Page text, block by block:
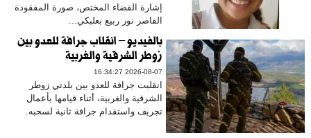
إشارة القضاء المختص، صورة المفقودة
القاصر نور ربيع بعلبكي...
بالفيديو – انقلاب جرافة للعدو بين
زوطر الشرقية والغربية
2026-08-07 16:34:27
انقلبت جرافة للعدو بين بلدتي زوطر
الشرقية والغربية، أثناء قيامها بأعمال
تجريف واستقدام جرافة ثانية لسحبه.